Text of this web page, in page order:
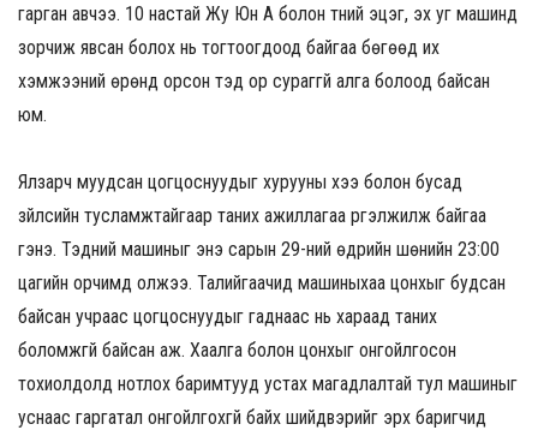
гарган авчээ. 10 настай Жу Юн А болон түүний эцэг, эх уг машинд
зорчиж явсан болох нь тогтоогдоод байгаа бөгөөд их
хэмжээний өрөнд орсон тэд ор сураггүй алга болоод байсан
юм.
Ялзарч муудсан цогцоснуудыг хурууны хээ болон бусад
зүйлсийн тусламжтайгаар таних ажиллагаа үргэлжилж байгаа
гэнэ. Тэдний машиныг энэ сарын 29-ний өдрийн шөнийн 23:00
цагийн орчимд олжээ. Талийгаачид машиныхаа цонхыг будсан
байсан учраас цогцоснуудыг гаднаас нь хараад таних
боломжгүй байсан аж. Хаалга болон цонхыг онгойлгосон
тохиолдолд нотлох баримтууд устах магадлалтай тул машиныг
уснаас гаргатал онгойлгохгүй байх шийдвэрийг эрх баригчид